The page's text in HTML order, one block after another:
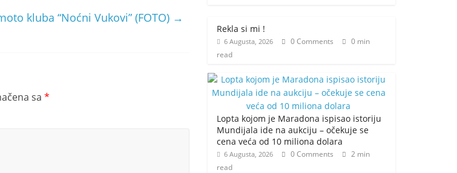
kluba “Noćni Vukovi” (FOTO) →
sa *
Rekla si mi !
6 Augusta, 2026 0 Comments
0 min
read
Lopta kojom je Maradona ispisao istoriju
Mundijala ide na aukciju – očekuje se
cena veća od 10 miliona dolara
6 Augusta, 2026 0 Comments
2 min
read